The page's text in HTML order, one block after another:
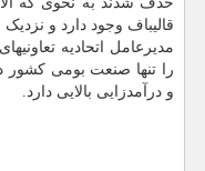
قالیباف وجود دارد و نزدیک به ۲۰۰ هزار قالیباف ریزش
مدیرعامل اتحادیه
را تنها صنعت بومی کشور
و درآمدزایی بالایی دارد.